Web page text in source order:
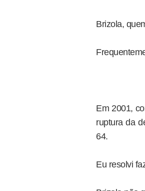
Brizola,
Em 2001,
ruptura da
64.
Eu resolvi